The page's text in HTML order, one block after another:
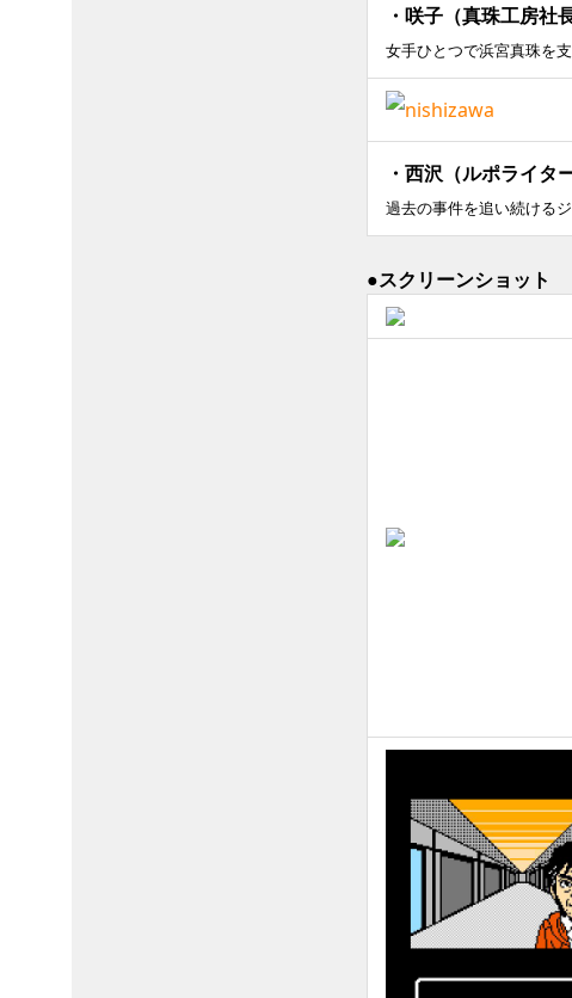
・咲子（真珠工房社
女手ひとつで浜宮真珠を支
・西沢（ルポライタ
過去の事件を追い続けるジ
●スクリーンショット